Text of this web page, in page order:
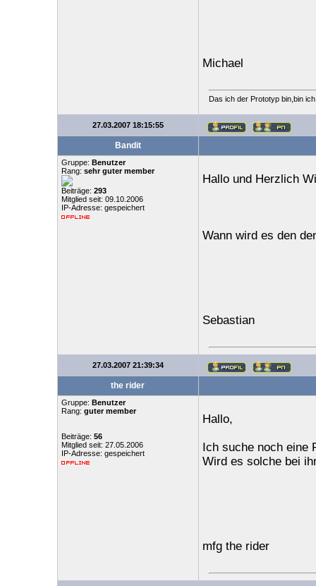
Michael
Das ich der Prototyp bin,bin
27.03.2007 18:15:55
Bandit
Gruppe: Benutzer
Rang: sehr guter member
Beiträge: 293
Mitglied seit: 09.10.2006
IP-Adresse: gespeichert
Hallo und Herzlich
Wann wird es den
Sebastian
27.03.2007 21:39:34
the rider
Gruppe: Benutzer
Rang: guter member
Beiträge: 56
Mitglied seit: 27.05.2006
IP-Adresse: gespeichert
Hallo,
Ich suche noch eine
Wird es solche bei
mfg the rider